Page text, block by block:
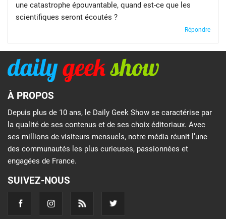
une catastrophe épouvantable, quand est-ce que les
scientifiques seront écoutés ?
Répondre
À PROPOS
Depuis plus de 10 ans, le Daily Geek Show se caractérise par
la qualité de ses contenus et de ses choix éditoriaux. Avec
ses millions de visiteurs mensuels, notre média réunit l’une
des communautés les plus curieuses, passionnées et
engagées de France.
SUIVEZ-NOUS